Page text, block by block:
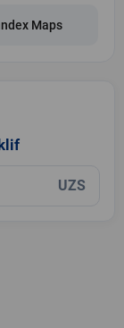
Maps
UZS